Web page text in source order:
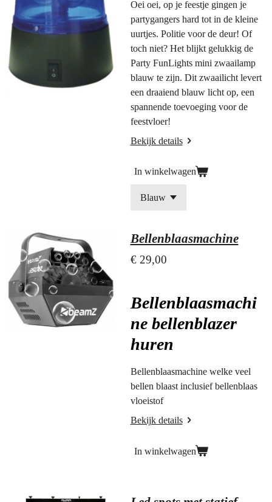
Oei oei, op je feestje gingen je
partygangers hard tot in de kleine
uurtjes. Politie voor de deur! Of
toch niet? Het blijkt gelukkig de
Party FunLights mini zwaailamp
blauw te zijn. Dit zwaailicht levert
een draaiend blauw licht op, een
spannende toevoeging voor de
feestvloer!
Bekijk details
In winkelwagen
Bellenblaasmachine
€ 29,00
Bellenblaasmachi
ne bellenblazer
huren
Bellenblaasmachine welke veel
bellen blaast inclusief bellenblaas
vloeistof
Bekijk details
In winkelwagen